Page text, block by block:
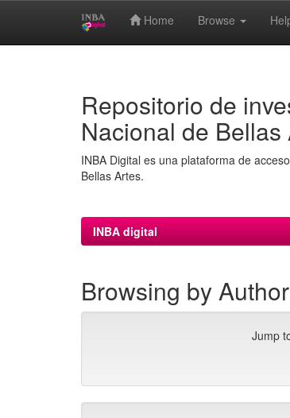
Home Browse
Repositorio de
Nacional de Bellas
INBA Digital es una plataforma de
Bellas Artes.
INBA digital
Browsing by
Jump